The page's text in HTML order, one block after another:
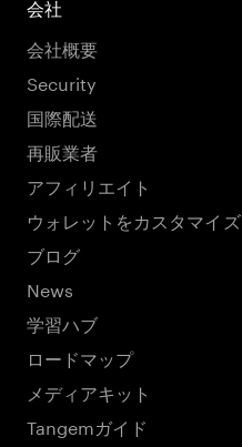
会社
会社概要
Security
国際配送
再販業者
アフィリエイト
ウォレットをカスタマイズ
ブログ
News
学習ハブ
ロードマップ
メディアキット
Tangemガイド